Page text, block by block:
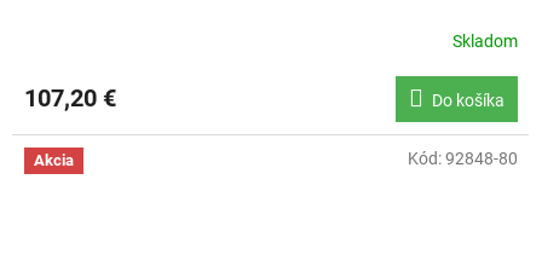
Skladom
107,20 € Do košíka
Akcia Kód:92848-80